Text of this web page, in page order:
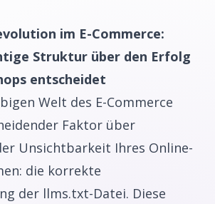
im E-Commerce:
Struktur über den Erfolg
entscheidet
Welt des E-Commerce
Faktor über
Unsichtbarkeit Ihres Online-
die korrekte
der llms.txt-Datei. Diese